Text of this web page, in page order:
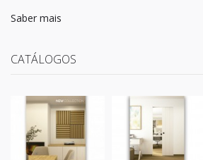
Saber mais
CATÁLOGOS